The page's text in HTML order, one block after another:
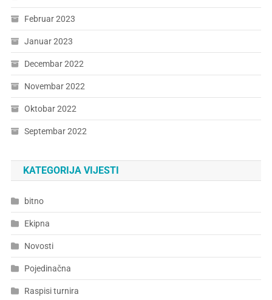
Februar 2023
Januar 2023
Decembar 2022
Novembar 2022
Oktobar 2022
Septembar 2022
KATEGORIJA VIJESTI
bitno
Ekipna
Novosti
Pojedinačna
Raspisi turnira